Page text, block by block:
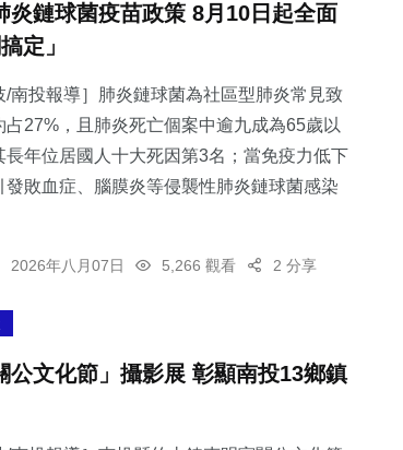
炎鏈球菌疫苗政策 8月10日起全面
定」
/南投報導］肺炎鏈球菌為社區型肺炎常見致
占27%，且肺炎死亡個案中逾九成為65歲以
長年位居國人十大死因第3名；當免疫力低下
發敗血症、腦膜炎等侵襲性肺炎鏈球菌感染
2026年八月07日 5,266 觀看 2 分享
公文化節」攝影展 彰顯南投13鄉鎮